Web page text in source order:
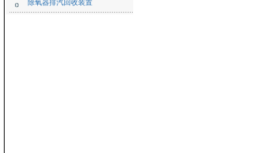
除氧器排汽回收装置